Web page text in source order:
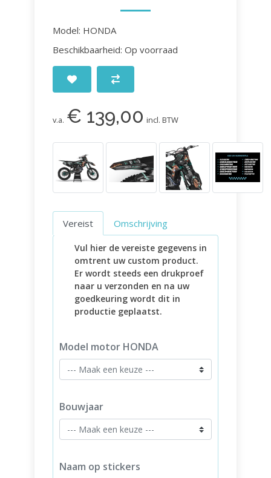
Model: HONDA
Beschikbaarheid: Op voorraad
v.a. € 139,00 incl. BTW
Vereist Omschrijving
Vul hier de vereiste gegevens in
omtrent uw custom product.
Er wordt steeds een drukproef
naar u verzonden en na uw
goedkeuring wordt dit in
productie geplaatst.
Model motor HONDA
Bouwjaar
Naam op stickers